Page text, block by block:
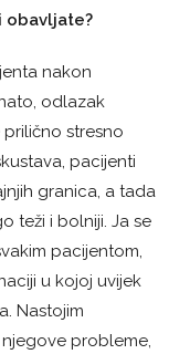
obavljate?
nakon
odlazak
stresno
pacijenti
granica, a tada
teži i bolniji. Ja se
pacijentom,
u kojoj uvijek
Nastojim
probleme,